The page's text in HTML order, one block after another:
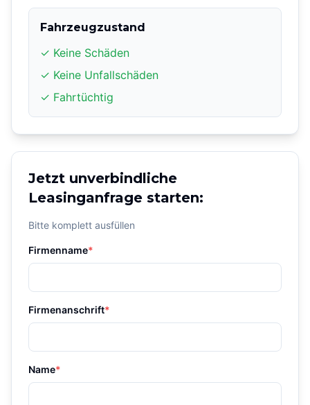
Fahrzeugzustand
✓ Keine Schäden
✓ Keine Unfallschäden
✓ Fahrtüchtig
Jetzt unverbindliche
Leasinganfrage starten:
Bitte komplett ausfüllen
Firmenname*
Firmenanschrift*
Name*